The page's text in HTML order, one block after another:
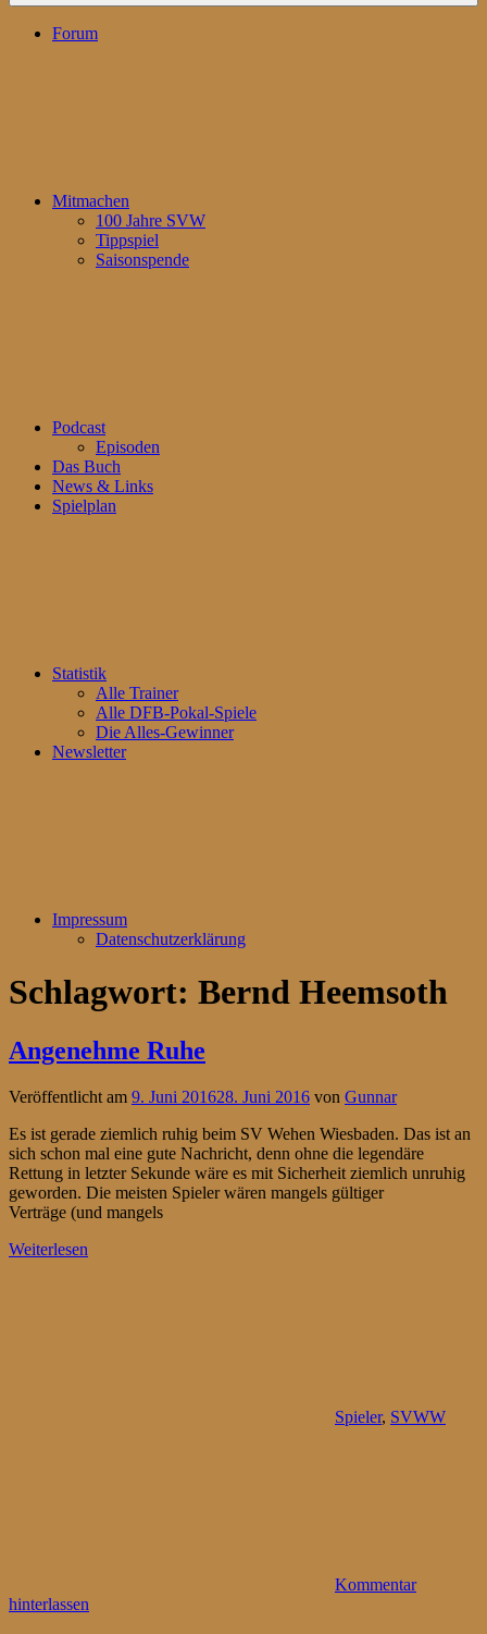
Forum
Mitmachen
100 Jahre SVW
Tippspiel
Saisonspende
Podcast
Episoden
Das Buch
News & Links
Spielplan
Statistik
Alle Trainer
Alle DFB-Pokal-Spiele
Die Alles-Gewinner
Newsletter
Impressum
Datenschutzerklärung
Schlagwort: Bernd Heemsoth
Angenehme Ruhe
Veröffentlicht am 9. Juni 201628. Juni 2016 von Gunnar
Es ist gerade ziemlich ruhig beim SV Wehen Wiesbaden. Das ist an
sich schon mal eine gute Nachricht, denn ohne die legendäre
Rettung in letzter Sekunde wäre es mit Sicherheit ziemlich unruhig
geworden. Die meisten Spieler wären mangels gültiger
Verträge (und mangels
Weiterlesen
Spieler, SVWW
Kommentar
hinterlassen